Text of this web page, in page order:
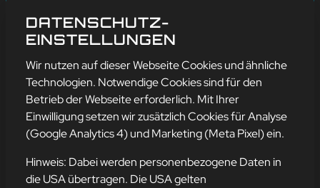
DISKUTIERT?
mehr erfahren
Adresse
mission-webstyle oHG
Bürgermeister-Regitz-Straße 40
66539 Neunkirchen
DATENSCHUTZ-
EINSTELLUNGEN
Wir nutzen auf dieser Webseite Cookies und ähnliche
Technologien. Notwendige Cookies sind für den
Betrieb der Webseite erforderlich. Mit Ihrer
Einwilligung setzen wir zusätzlich Cookies für Analyse
(Google Analytics 4) und Marketing (Meta Pixel) ein.
Hinweis: Dabei werden personenbezogene Daten in
die USA übertragen. Die USA gelten